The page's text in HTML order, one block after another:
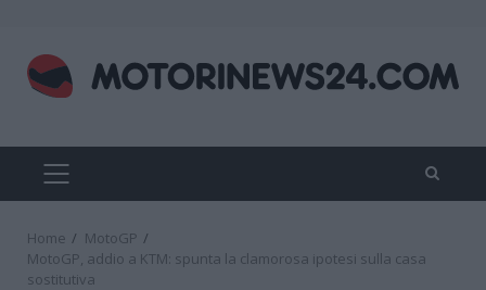
content
PRIMARY
MENU
Home
MotoGP
MotoGP, addio a KTM: spunta la clamorosa ipotesi sulla casa
sostitutiva